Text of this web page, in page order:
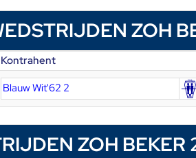
ZOH
Kontrahent
Blauw Wit'62 2
ZOH BEKER